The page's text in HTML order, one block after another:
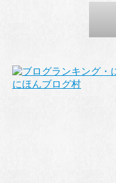
にほんブログ村